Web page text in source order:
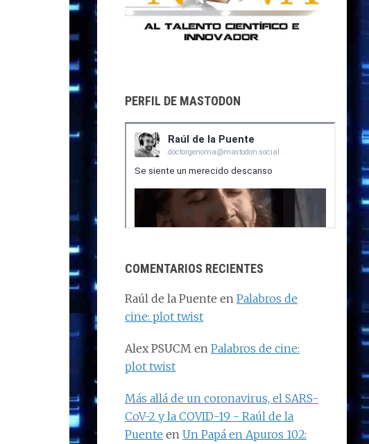
PERFIL DE MASTODON
COMENTARIOS RECIENTES
Raúl de la Puente en Palabros de
cine: plot twist
Alex PSUCM en Palabros de cine:
plot twist
Más allá de un coronavirus, el SARS-
CoV-2 y la COVID-19 - Raúl de la
Puente en Un Papá en Apuros 102: